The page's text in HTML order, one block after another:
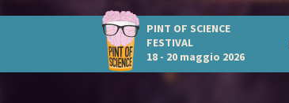
PINT OF SCIENCE
FESTIVAL
18 - 20 maggio 2026